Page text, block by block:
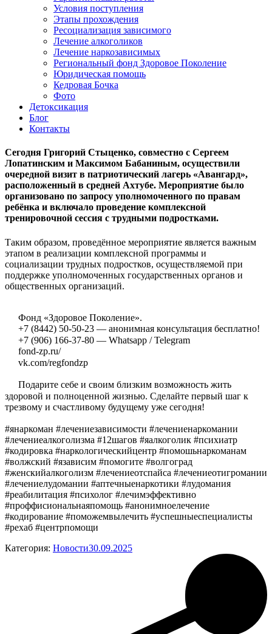
Условия поступления
Этапы прохождения
Ресоциализация зависимого
Лечение алкоголиков
Лечение наркозависимых
Региональный фонд Здоровое Поколение
Юридическая помощь
Кедровая Бочка
Фото
Детоксикация
Блог
Контакты
Сегодня Григорий Стыценко, совместно с Сергеем
Лопатинским и Максимом Бабаниным, осуществили
очередной визит в патриотический лагерь «Авангард»,
расположенный в средней Ахтубе. Мероприятие было
организовано по запросу уполномоченного по правам
ребёнка и включало проведение комплексной
тренировочной сессия с трудными подростками.
Таким образом, проведённое мероприятие является важным
этапом в реализации комплексной программы и
социализации трудных подростков, осуществляемой при
поддержке уполномоченных государственных органов и
общественных организаций.
Фонд «Здоровое Поколение».
+7 (8442) 50-50-23 — анонимная консультация бесплатно!
+7 (906) 166-37-80 — Whatsapp / Telegram
fond-zp.ru/
vk.com/regfondzp
Подарите себе и своим близким возможность жить
здоровой и полноценной жизнью. Сделайте первый шаг к
трезвому и счастливому будущему уже сегодня!
#янаркоман #лечениезависимости #лечениенаркомании
#лечениеалкоголизма #12шагов #яалкоголик #психиатр
#кодировка #наркологическийцентр #помошьнаркоманам
#волжский #язависим #помогите #волгоград
#женскийалкоголизм #лечениеотспайса #лечениеотигромании
#лечениелудомании #аптечныенаркотики #лудомания
#реабилитация #психолог #лечимэффективно
#проффисиональнаяпомощь #анонимноелечение
#кодирование #поможемвылечить #успешныеспециалисты
#рехаб #центрпомощи
Категория: Новости30.09.2025